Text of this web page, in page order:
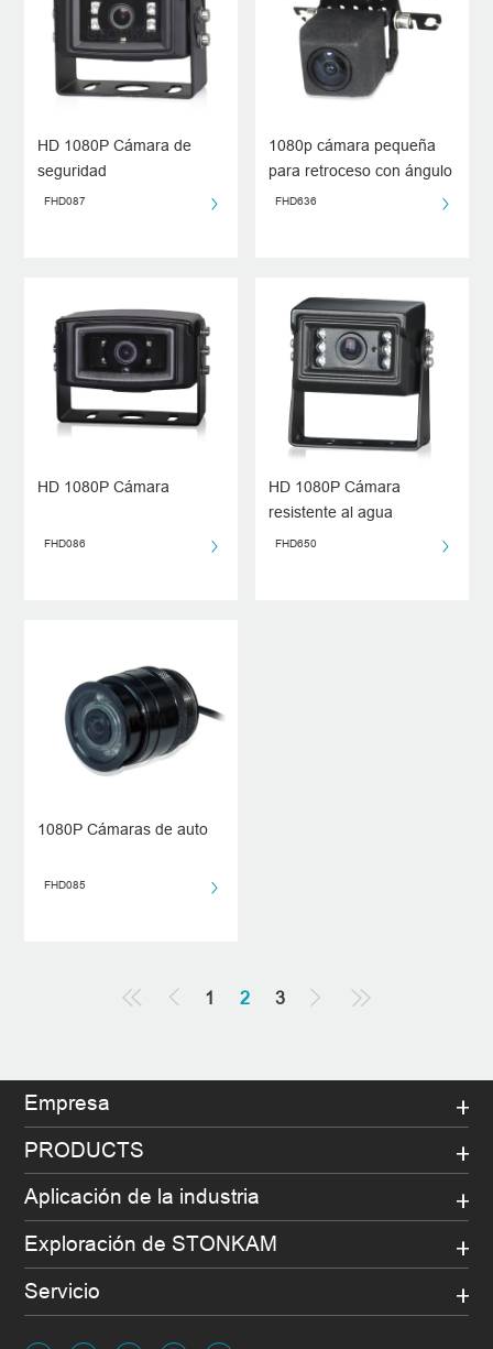
HD 1080P Cámara de
seguridad
FHD087
1080p cámara pequeña
para retroceso con ángulo
super amplio
FHD636
HD 1080P Cámara
FHD086
HD 1080P Cámara
resistente al agua
FHD650
1080P Cámaras de auto
FHD085
1 2 3
Empresa
PRODUCTS
Aplicación de la industria
Exploración de STONKAM
Servicio